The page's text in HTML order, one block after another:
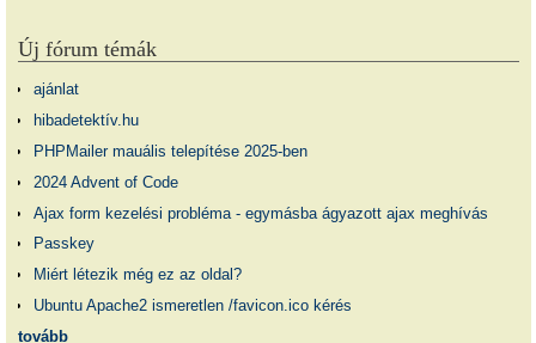
Új fórum témák
ajánlat
hibadetektív.hu
PHPMailer mauális telepítése 2025-ben
2024 Advent of Code
Ajax form kezelési probléma - egymásba ágyazott ajax meghívás
Passkey
Miért létezik még ez az oldal?
Ubuntu Apache2 ismeretlen /favicon.ico kérés
tovább